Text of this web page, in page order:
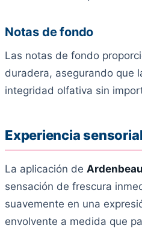
Notas de fondo
Las notas de fondo
duradera, asegurando que
integridad olfativa sin
Experiencia sensorial
La aplicación de
sensación de frescura
suavemente en una
envolvente a medida que